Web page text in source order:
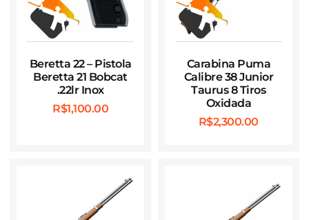
Beretta 22 – Pistola
Beretta 21 Bobcat
.22lr Inox
R$1,100.00
Carabina Puma
Calibre 38 Junior
Taurus 8 Tiros
Oxidada
R$2,300.00